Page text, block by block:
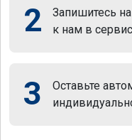
2
Запишитесь
к нам в
3
Оставьте